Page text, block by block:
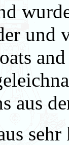
und
aus